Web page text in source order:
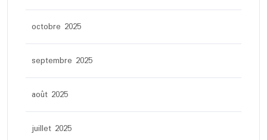
octobre 2025
septembre 2025
août 2025
juillet 2025